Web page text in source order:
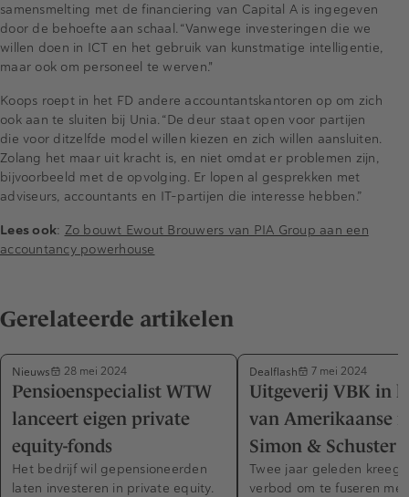
samensmelting met de financiering van Capital A is ingegeven
door de behoefte aan schaal. “Vanwege investeringen die we
willen doen in ICT en het gebruik van kunstmatige intelligentie,
maar ook om personeel te werven."
Koops roept in het FD andere accountantskantoren op om zich
ook aan te sluiten bij Unia. “De deur staat open voor partijen
die voor ditzelfde model willen kiezen en zich willen aansluiten.
Zolang het maar uit kracht is, en niet omdat er problemen zijn,
bijvoorbeeld met de opvolging. Er lopen al gesprekken met
adviseurs, accountants en IT-partijen die interesse hebben.”
Lees ook: Zo bouwt Ewout Brouwers van PIA Group aan een
accountancy powerhouse
Gerelateerde artikelen
Nieuws 28 mei 2024
Pensioenspecialist WTW
lanceert eigen private
equity-fonds
Het bedrijf wil gepensioneerden
laten investeren in private equity.
Dealflash 7 mei 2024
Uitgeverij VBK in
van Amerikaanse
Simon & Schuster
Twee jaar geleden kreeg
verbod om te fuseren met